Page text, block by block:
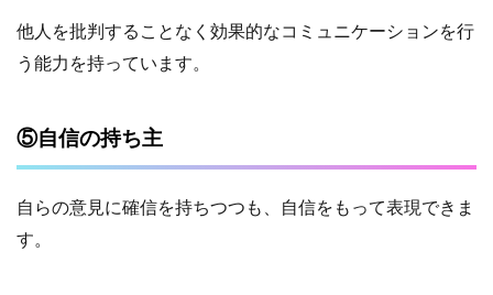
他人を批判することなく効果的なコミュニケーションを行
う能力を持っています。
⑤自信の持ち主
自らの意見に確信を持ちつつも、自信をもって表現できま
す。